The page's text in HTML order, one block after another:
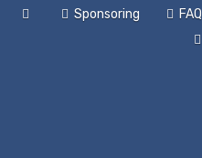
Sponsoring FAQ